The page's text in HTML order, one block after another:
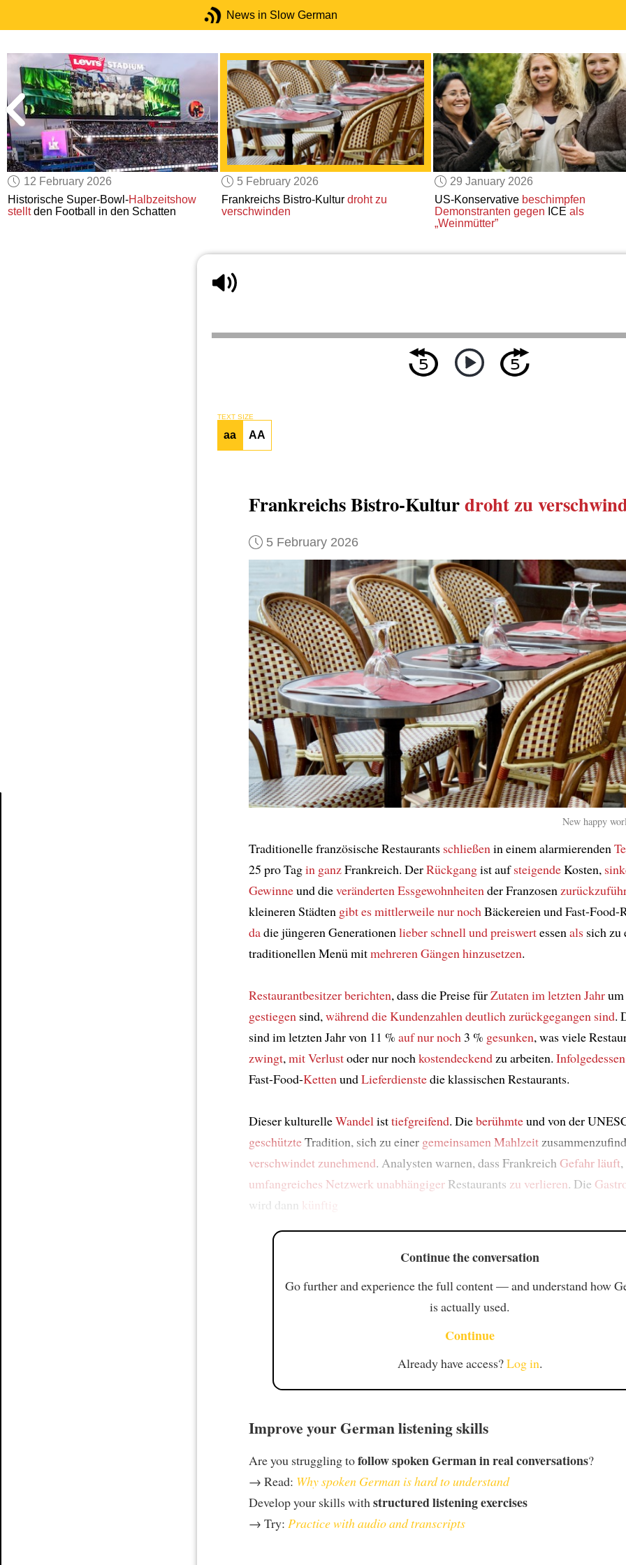
News in Slow German
12 February 2026
Historische Super-Bowl-Halbzeitshow
stelltden Football in den Schatten
5 February 2026
Frankreichs Bistro-Kultur droht zu
verschwinden
29 January 2026
US-Konservative beschimpfen
Demonstranten gegen ICE als
„Weinmütter”
TEXT SIZE
aa AA
Frankreichs Bistro-Kulturdroht zu
5 February 2026
New happy
Traditionelle französische Restaurants schließenin einem alarmierenden
25 pro Tagin ganzFrankreich. DerRückgangist aufsteigendeKosten,
Gewinneund dieveränderten Essgewohnheitender Franzosen
kleineren Städten gibt es mittlerweilenur nochBäckereien und Fast-Food-
dadie jüngeren Generationenlieber schnell und preiswertessenals sich zu
traditionellen Menü mitmehreren Gängenhinzusetzen.
Restaurantbesitzer berichten, dass die Preise fürZutatenim letzten Jahr
gestiegen sind,während die Kundenzahlendeutlich zurückgegangen sind.
sind im letzten Jahr von 11 % auf nur noch 3 % gesunken, was viele
zwingt,mit Verlustoder nur nochkostendeckendzu arbeiten. Infolgedessen
Fast-Food-KettenundLieferdienstedie klassischen Restaurants.
Dieser kulturelleWandelisttiefgreifend. Dieberühmteund von der
geschützteTradition, sich zu einer gemeinsamen Mahlzeit
verschwindet zunehmend. Analysten warnen, dass Frankreich Gefahr läuft,
umfangreiches Netzwerk unabhängiger Restaurants zu verlieren. Die
wird dann künftig
Continue the conversation
Go further and experience the full content — and understand how
is actually used.
Continue
Already have access?Log in.
Improve your German listening skills
Are you struggling tofollow spoken German in real conversations?
→ Read: Why spoken German is hard to understand
Develop your skills with structured listening exercises
→ Try: Practice with audio and transcripts